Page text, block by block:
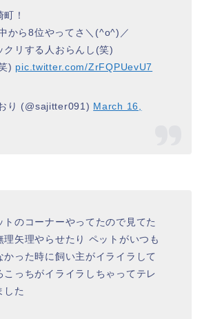
！
から8位やってさ＼(^o^)／
クリする人おらんし(笑)
) pic.twitter.com/ZrFQPUevU7
り (@sajitter091) March 16,
トのコーナーやってたので見てた
理矢理やらせたり ペットがいつも
かった時に飼い主がイライラして
こっちがイライラしちゃってテレ
した